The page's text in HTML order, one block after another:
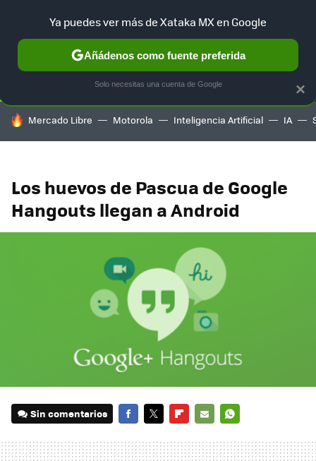
SELECCIÓN GAMING HOME AUTO TERRITORIO
HOY SE HABLA DE
Mercado Libre Motorola Inteligencia Artificial IA
Los huevos de Pascua de Google
Hangouts llegan a Android
Sin comentarios
MAIL
×
Ya puedes ver más de Xataka MX en Google
Añádenos como fuente preferida
Solo necesitas una cuenta de Google